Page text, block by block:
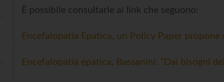
È possibile consultarle ai link che seguono:
Encefalopatia Epatica, un Policy Paper
Encefalopatia epatica, Bassanini: “Dai bisogni